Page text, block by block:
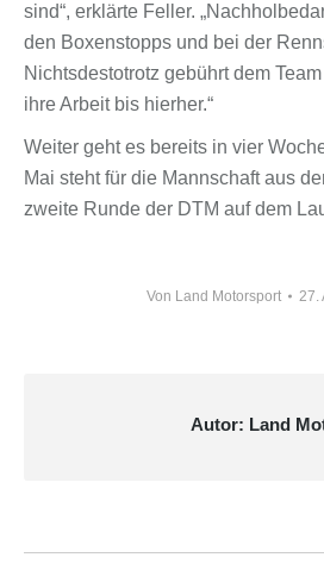
sind“, erklärte Feller.
den Boxenstopps und bei der
Nichtsdestotrotz gebührt dem
ihre Arbeit bis hierher.“
Weiter geht es bereits in vier
Mai steht für die Mannschaft aus
zweite Runde der DTM auf dem
Von Land Motorsport 27.
Autor: Land